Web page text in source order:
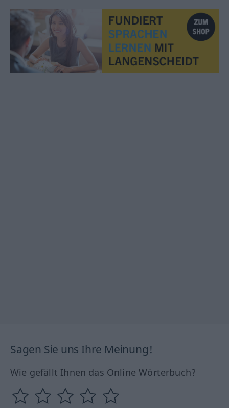
Sagen Sie uns Ihre Meinung!
Wie gefällt Ihnen das Online Wörterbuch?